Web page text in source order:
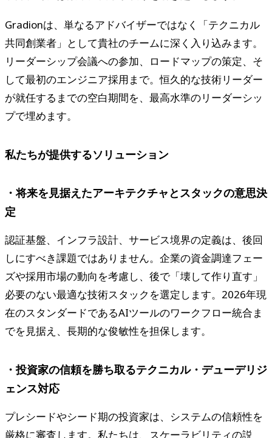
Gradionは、単なるアドバイザーではなく「テクニカル
共同創業者」として貴社のチームに深く入り込みます。
リーダーシップ会議への参加、ロードマップの策定、そ
して最初のエンジニア採用まで。恒久的な技術リーダー
が就任するまでの空白期間を、最高水準のリーダーシッ
プで埋めます。
私たちが提供するソリューション
・将来を見据えたアーキテクチャとスタックの意思決
定
認証基盤、インフラ設計、サービス境界の定義は、後回
しにすべき課題ではありません。企業の資金調達フェー
ズや採用市場の動向を考慮し、後で「壊して作り直す」
必要のない最適な技術スタックを選定します。2026年現
在のスタンダードであるAIツールのワークフロー統合ま
でを見据え、長期的な俊敏性を担保します。
・投資家の信頼を勝ち取るテクニカル・デューデリジ
ェンス対応
プレシードやシード期の投資家は、システムの信頼性を
厳格に審査します。私たちは、スケーラビリティの説